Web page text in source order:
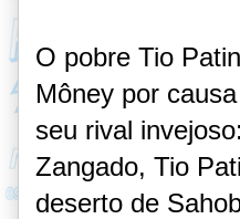
O pobre Tio
Môney por
seu rival
Zangado, Tio
deserto de